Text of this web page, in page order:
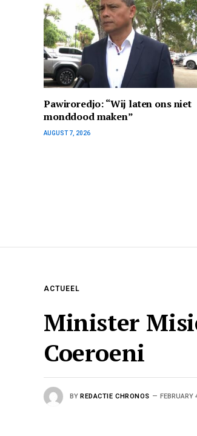
Pawiroredjo: “Wij laten ons niet
monddood maken”
AUGUST 7, 2026
ACTUEEL
Minister
Coeroeni
BY REDACTIE CHRONOS FEBRUARY